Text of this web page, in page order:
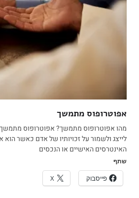
אפוטרופוס מתמשך
מהו אפוטרופוס מתמשך? אפוטרופוס
לייצג ולשמור על זכויותיו של אדם כאשר הוא
האינטרסים האישיים או הנכסים
שתף
פייסבוק X